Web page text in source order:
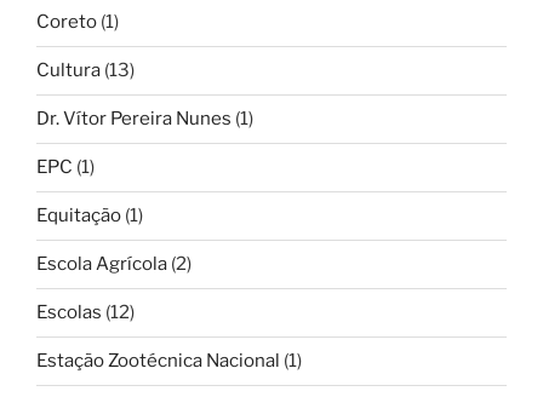
Coreto (1)
Cultura (13)
Dr. Vítor Pereira Nunes (1)
EPC (1)
Equitação (1)
Escola Agrícola (2)
Escolas (12)
Estação Zootécnica Nacional (1)